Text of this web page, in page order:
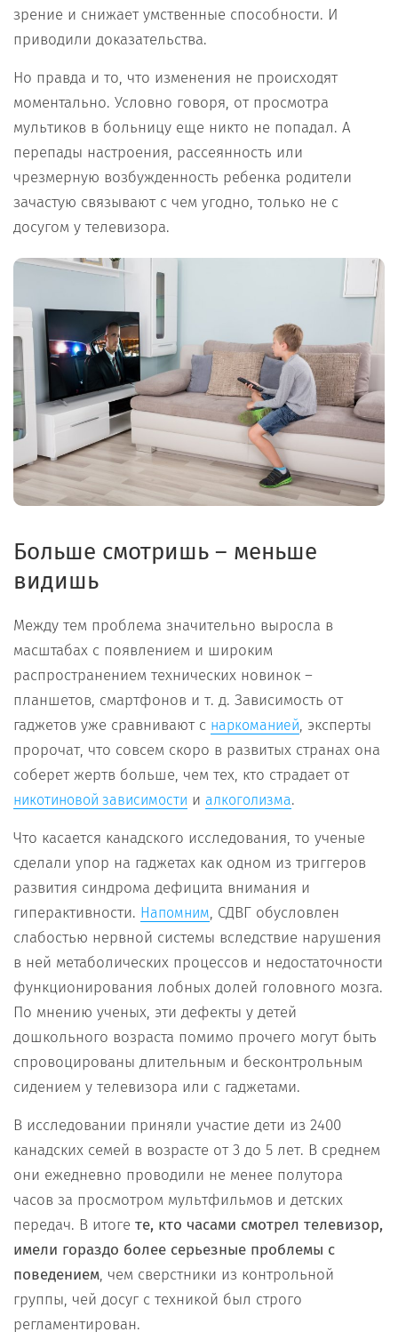
зрение и снижает умственные способности. И
приводили доказательства.
Но правда и то, что изменения не происходят
моментально. Условно говоря, от просмотра
мультиков в больницу еще никто не попадал. А
перепады настроения, рассеянность или
чрезмерную возбужденность ребенка родители
зачастую связывают с чем угодно, только не с
досугом у телевизора.
Больше смотришь – меньше
видишь
Между тем проблема значительно выросла в
масштабах с появлением и широким
распространением технических новинок –
планшетов, смартфонов и т. д. Зависимость от
гаджетов уже сравнивают с наркоманией, эксперты
пророчат, что совсем скоро в развитых странах она
соберет жертв больше, чем тех, кто страдает от
никотиновой зависимости и алкоголизма.
Что касается канадского исследования, то ученые
сделали упор на гаджетах как одном из триггеров
развития синдрома дефицита внимания и
гиперактивности. Напомним, СДВГ обусловлен
слабостью нервной системы вследствие нарушения
в ней метаболических процессов и недостаточности
функционирования лобных долей головного мозга.
По мнению ученых, эти дефекты у детей
дошкольного возраста помимо прочего могут быть
спровоцированы длительным и бесконтрольным
сидением у телевизора или с гаджетами.
В исследовании приняли участие дети из 2400
канадских семей в возрасте от 3 до 5 лет. В среднем
они ежедневно проводили не менее полутора
часов за просмотром мультфильмов и детских
передач. В итоге те, кто часами смотрел телевизор,
имели гораздо более серьезные проблемы с
поведением, чем сверстники из контрольной
группы, чей досуг с техникой был строго
регламентирован.